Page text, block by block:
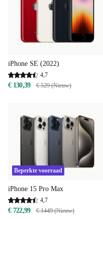
iPhone SE (2022)
4,7
€ 130,39 € 529 (Nieuw)
Beperkte voorraad
iPhone 15 Pro Max
4,7
€ 722,99 € 1449 (Nieuw)